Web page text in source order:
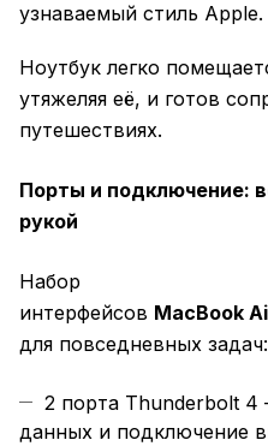
узнаваемый стиль Apple.
Ноутбук легко
утяжеляя её, и готов
путешествиях.
Порты и подключение:
рукой
Набор
интерфейсов MacBook
для повседневных задач:
2 порта Thunderbolt 4
данных и подключение